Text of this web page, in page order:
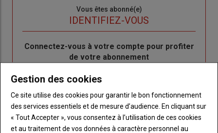
Vous êtes abonné(e)
IDENTIFIEZ-VOUS
Body
Connectez-vous à votre compte pour profiter
de votre abonnement
Lien
un
nouveau
compte"
Créer un nouveau compte
"Réinitialiser
votre
mot
de
Lien
"Je
me
Je me connecte
Gestion des cookies
Ce site utilise des cookies pour garantir le bon fonctionnement
des services essentiels et de mesure d’audience. En cliquant sur
« Tout Accepter », vous consentez à l’utilisation de ces cookies
et au traitement de vos données à caractère personnel au